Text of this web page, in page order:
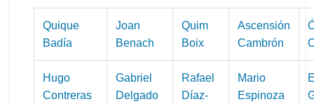
Quique
Badía
Joan
Benach
Quim
Boix
Ascensión
Cambrón
Hugo
Contreras
Gabriel
Delgado
Rafael
Díaz-
Mario
Espinoza